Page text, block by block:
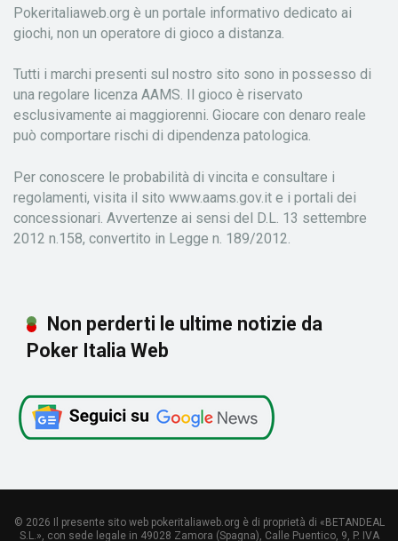
Pokeritaliaweb.org è un portale informativo dedicato ai
giochi, non un operatore di gioco a distanza.
Tutti i marchi presenti sul nostro sito sono in possesso di
una regolare licenza AAMS. Il gioco è riservato
esclusivamente ai maggiorenni. Giocare con denaro reale
può comportare rischi di dipendenza patologica.
Per conoscere le probabilità di vincita e consultare i
regolamenti, visita il sito www.aams.gov.it e i portali dei
concessionari. Avvertenze ai sensi del D.L. 13 settembre
2012 n.158, convertito in Legge n. 189/2012.
Non perderti le ultime notizie da
Poker Italia Web
© 2026 Il presente sito web pokeritaliaweb.org è di proprietà di «BETANDEAL
S.L.», con sede legale in 49028 Zamora (Spagna), Calle Puentico, 9, P. IVA